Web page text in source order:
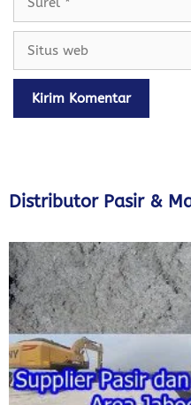
web
Distributor Pasir &